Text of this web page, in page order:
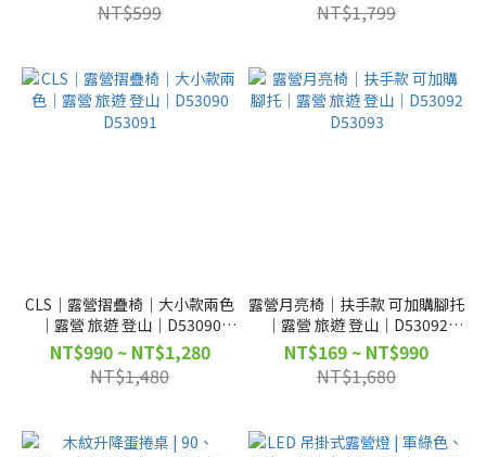
NT$599
NT$1,799
CLS｜露營摺疊椅｜大小款兩色
｜露營 旅遊 登山｜D53090
D53091
NT$990 ~ NT$1,280
NT$1,480
露營月亮椅｜扶手款 可加購腳托
｜露營 旅遊 登山｜D53092
D53093
NT$169 ~ NT$990
NT$1,680